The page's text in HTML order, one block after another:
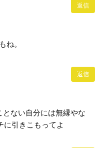
返信
ね。
返信
ない自分には無縁やな
に引きこもってよ